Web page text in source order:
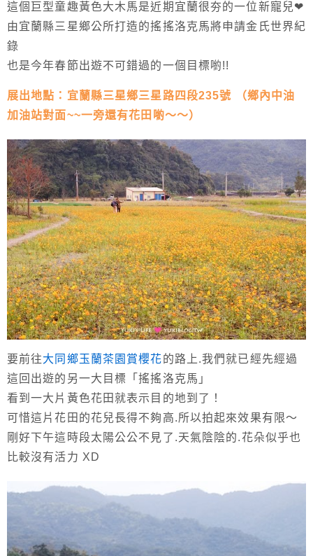
這個巨型童趣黃色大木馬是近期宜蘭很夯的一位新寵兒❤
由宜蘭縣三星鄉公所打造的搖搖洛克馬將申請金氏世界紀
錄
也是今年春節出遊不可錯過的一個目標喲!!
展出地點：宜蘭縣三星鄉三星路四段235號 （鄉內中油
加油站對面~~一旁還有花田喲～～）
要前往大同鄉玉蘭茶園賞櫻花的路上.我們就已經先經過
這回出遊的另一大目標「搖搖洛克馬」
看到一大片黃色花田就表示目的地到了！
可惜這片花田的花兒長得不夠高.所以拍起來效果有限～
剛好下午這時段太陽公公不見了.天氣陰陰的.花朵似乎也
比較沒有活力 XD